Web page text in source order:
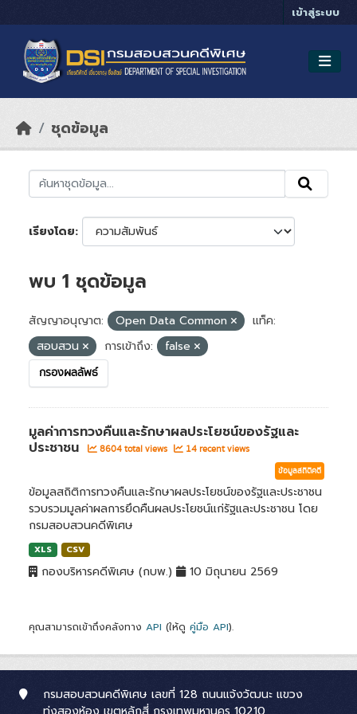
เข้าสู่ระบบ
ชุดข้อมูล
เรียงโดย
พบ 1 ชุดข้อมูล
สัญญาอนุญาต: Open Data Common
แท็ค:
สอบสวน
การเข้าถึง: false
กรองผลลัพธ์
มูลค่าการทวงคืนและรักษาผลประโยชน์ของรัฐและ
ประชาชน
8604 total views 14 recent views
ข้อมูลสถิติคดี
ข้อมูลสถิติการทวงคืนและรักษาผลประโยชน์ของรัฐและประชาชน
รวบรวมมูลค่าผลการยึดคืนผลประโยชน์แก่รัฐและประชาชน โดย
กรมสอบสวนคดีพิเศษ
XLS CSV
กองบริหารคดีพิเศษ (กบพ.) 10 มิถุนายน 2569
คุณสามารถเข้าถึงคลังทาง API (ให้ดู คู่มือ API).
กรมสอบสวนคดีพิเศษ เลขที่ 128 ถนนแจ้งวัฒนะ แขวง